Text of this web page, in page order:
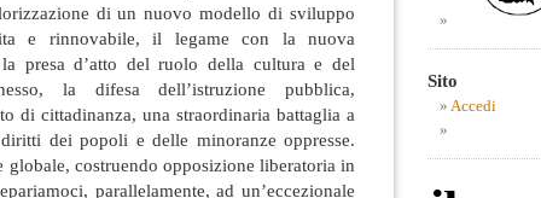
di un nuovo modello di sviluppo
e rinnovabile, il legame con la nuova
presa d’atto del ruolo della cultura e del
la difesa dell’istruzione pubblica,
di cittadinanza, una straordinaria battaglia a
dei popoli e delle minoranze oppresse.
globale, costruendo opposizione liberatoria in
parallelamente, ad un’eccezionale
Sito
Accedi